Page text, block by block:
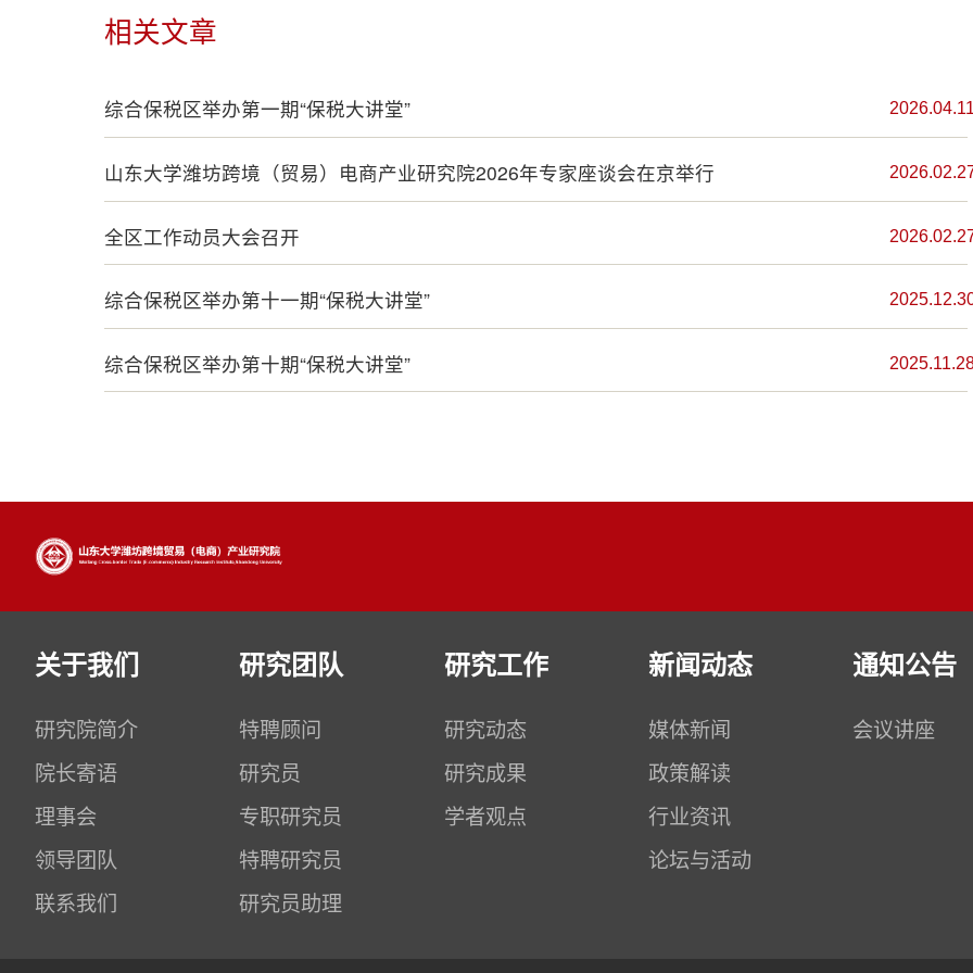
相关文章
综合保税区举办第一期“保税大讲堂” 2026.04.11
山东大学潍坊跨境（贸易）电商产业研究院2026年专家座谈会在京举行
全区工作动员大会召开
综合保税区举办第十一期“保税大讲堂”
综合保税区举办第十期“保税大讲堂”
关于我们
研究院简介
院长寄语
理事会
领导团队
联系我们
研究团队
特聘顾问
研究员
专职研究员
特聘研究员
研究员助理
研究工作
研究动态
研究成果
学者观点
新闻动态
媒体新闻
政策解读
行业资讯
论坛与活动
通知公告
会议讲座